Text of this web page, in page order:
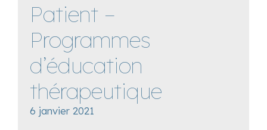
Patient –
Programmes
d’éducation
thérapeutique
6 janvier 2021